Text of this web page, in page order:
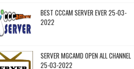
BEST CCCAM SERVER EVER 25-03-
2022
SERVER MGCAMD OPEN ALL CHANNEL
25-03-2022